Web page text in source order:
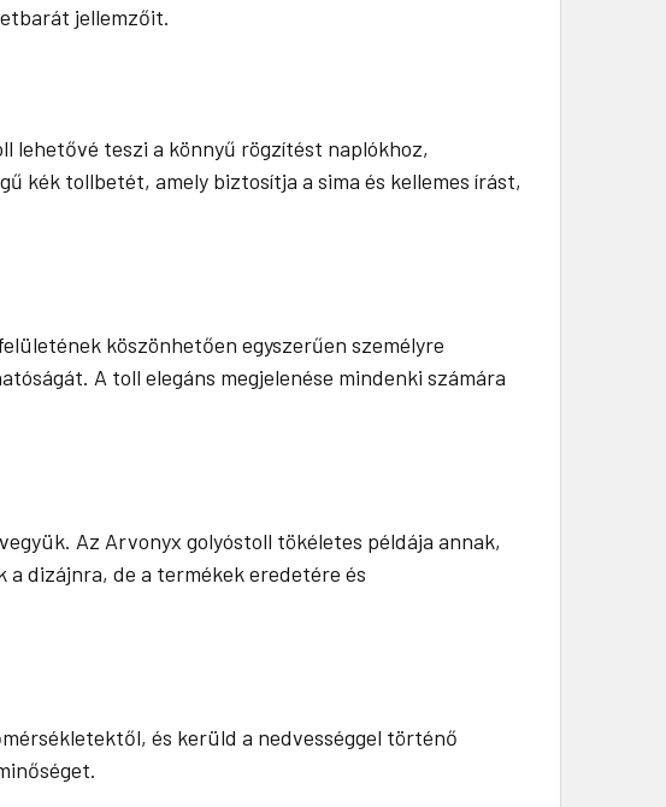
jellemzőit.
lehetővé teszi a könnyű rögzítést naplókhoz,
kék tollbetét, amely biztosítja a sima és kellemes írást,
köszönhetően egyszerűen személyre
A toll elegáns megjelenése mindenki számára
Az Arvonyx golyóstoll tökéletes példája annak,
a dizájnra, de a termékek eredetére és
és kerüld a nedvességgel történő